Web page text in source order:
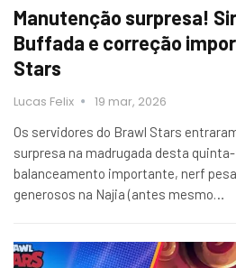
Manutenção surpresa!
Buffada e correção
Stars
Lucas Felix 19 mar, 2026
Os servidores do Brawl Stars
surpresa na madrugada desta
balanceamento importante, nerf
generosos na Najia (antes mesmo…